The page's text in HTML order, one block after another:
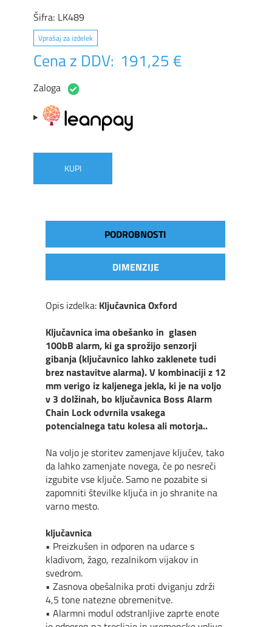
Šifra: LK489
Vprašaj za izdelek
Cena z DDV: 191,25 €
Zaloga
KUPI
PODROBNOSTI
DIMENZIJE
Opis izdelka: Ključavnica Oxford
Ključavnica ima obešanko in glasen
100bB alarm, ki ga sprožijo senzorji
gibanja (ključavnico lahko zaklenete tudi
brez nastavitve alarma). V kombinaciji z 12
mm verigo iz kaljenega jekla, ki je na voljo
v 3 dolžinah, bo ključavnica Boss Alarm
Chain Lock odvrnila vsakega
potencialnega tatu kolesa ali motorja..
Na voljo je storitev zamenjave ključev, tako
da lahko zamenjate novega, če po nesreči
izgubite vse ključe. Samo ne pozabite si
zapomniti številke ključa in jo shranite na
varno mesto.
ključavnica
• Preizkušen in odporen na udarce s
kladivom, žago, rezalnikom vijakov in
svedrom.
• Zasnova obešalnika proti dviganju zdrži
4,5 tone natezne obremenitve.
• Alarmni modul odstranljive zaprte enote